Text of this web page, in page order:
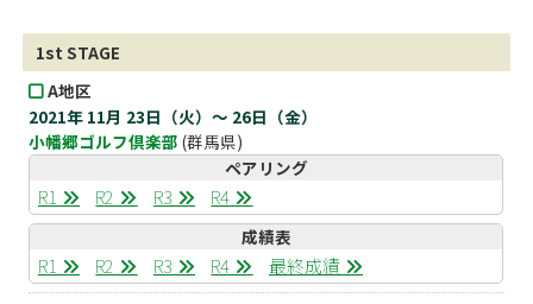
1st STAGE
A地区
2021年 11月 23日（火）～ 26日（金）
小幡郷ゴルフ倶楽部 (群馬県)
ペアリング
R1 R2 R3 R4
成績表
R1 R2 R3 R4 最終成績